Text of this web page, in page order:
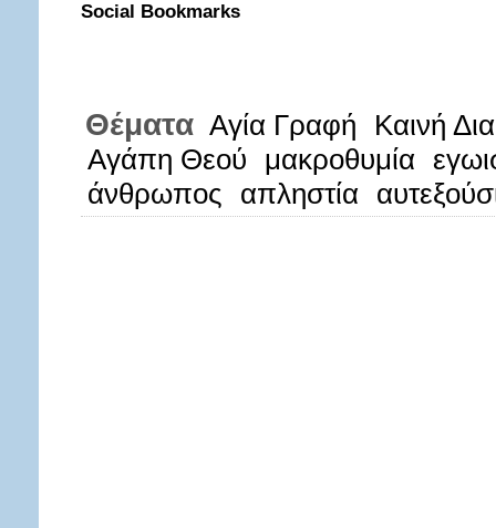
Social Bookmarks
Θέματα Αγία Γραφή
Καινή
Αγάπη Θεού μακροθυμία
άνθρωπος απληστία